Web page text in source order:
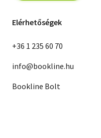
Elérhetőségek
+36 1 235 60 70
info@bookline.hu
Bookline Bolt